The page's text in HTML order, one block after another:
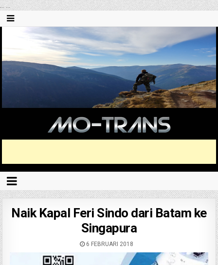
......
Naik Kapal Feri Sindo dari Batam ke
Singapura
6 FEBRUARI 2018